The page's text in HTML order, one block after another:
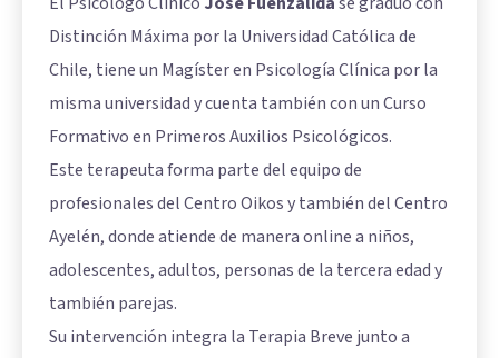
Distinción Máxima por la Universidad Católica de
Chile, tiene un Magíster en Psicología Clínica por la
misma universidad y cuenta también con un Curso
Formativo en Primeros Auxilios Psicológicos.
Este terapeuta forma parte del equipo de
profesionales del Centro Oikos y también del Centro
Ayelén, donde atiende de manera online a niños,
adolescentes, adultos, personas de la tercera edad y
también parejas.
Su intervención integra la Terapia Breve junto a